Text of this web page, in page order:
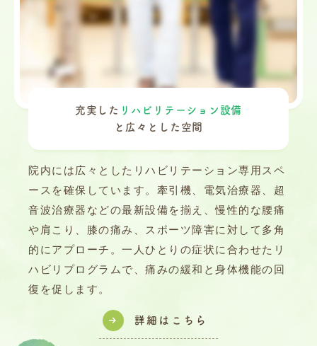
充実した リハビリテーション設備
と 広々とした空間
院内には広々としたリハビリテーション専用スペ
ースを確保しています。牽引機、電気治療器、超
音波治療器などの最新設備を揃え、慢性的な腰痛
や肩こり、膝の痛み、スポーツ障害に対して多角
的にアプローチ。一人ひとりの症状に合わせたリ
ハビリプログラムで、痛みの緩和と身体機能の回
復を促します。
詳細はこちら